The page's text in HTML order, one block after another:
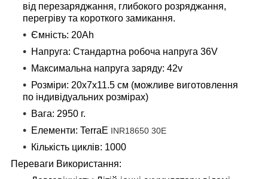
від перезаряджання, глибокого розряджання,
перегріву та короткого замикання.
Ємність: 20Ah
Напруга: Стандартна робоча напруга 36V
Максимальна напруга заряду: 42v
Розміри: 20х7х11.5 см (можливе виготовлення
по індивідуальних розмірах)
Вага: 2950 г.
Елементи: TerraE INR18650 30E
Кількість циклів: 1000
Переваги Використання: